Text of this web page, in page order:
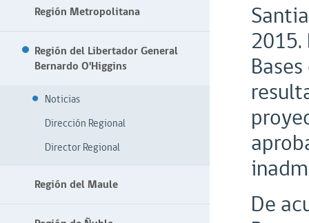
Región Metropolitana
Región del Libertador General
Bernardo O'Higgins
Noticias
Dirección Regional
Director Regional
Región del Maule
De